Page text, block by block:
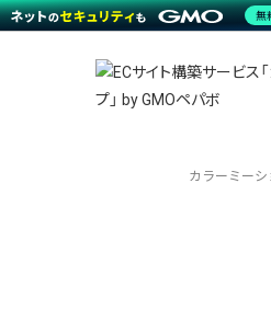
商材一覧を見る
料金
事例
運営サポート
サポート一覧を見る
カラーミー
無